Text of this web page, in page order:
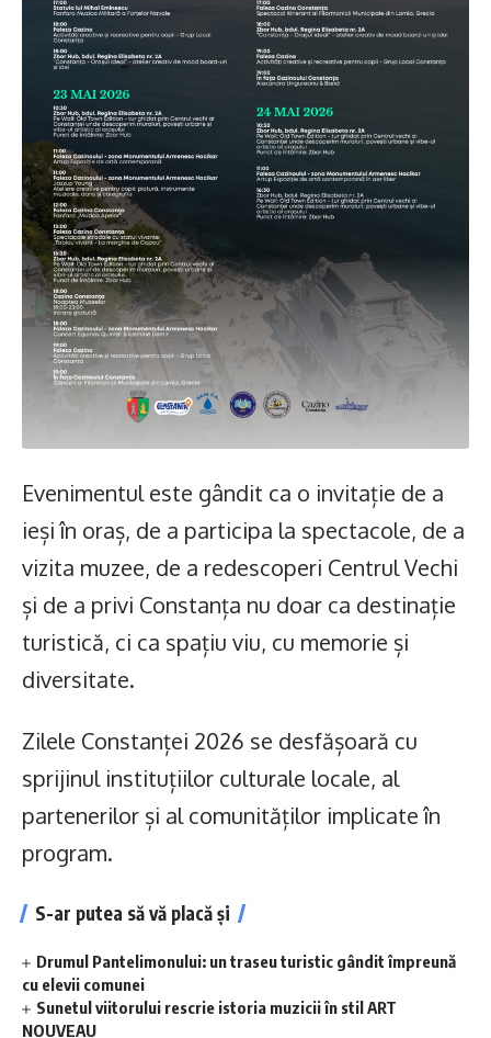
Evenimentul este gândit ca o invitație de a
ieși în oraș, de a participa la spectacole, de a
vizita muzee, de a redescoperi Centrul Vechi
și de a privi Constanța nu doar ca destinație
turistică, ci ca spațiu viu, cu memorie și
diversitate.
Zilele Constanței 2026 se desfășoară cu
sprijinul instituțiilor culturale locale, al
partenerilor și al comunităților implicate în
program.
S-ar putea să vă placă și
Drumul Pantelimonului: un traseu turistic gândit împreună
cu elevii comunei
Sunetul viitorului rescrie istoria muzicii în stil ART
NOUVEAU